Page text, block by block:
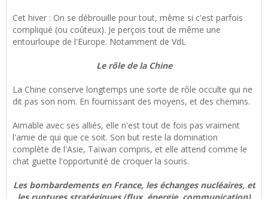
Cet hiver : On se débrouille pour tout, même si c'est parfois
compliqué (ou coûteux). Je perçois tout de même une
entourloupe de l'Europe. Notamment de VdL
Le rôle de la Chine
La Chine conserve longtemps une sorte de rôle occulte qui ne
dit pas son nom. En fournissant des moyens, et des chemins.
Aimable avec ses alliés, elle n'est tout de fois pas vraiment
l'amie de qui que ce soit. Son but reste la domination
complète de l'Asie, Taïwan compris, et elle attend comme le
chat guette l'opportunité de croquer la souris.
Les bombardements en France, les échanges nucléaires, et